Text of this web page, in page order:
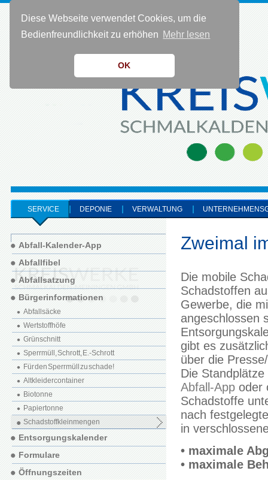
Diese Webseite verwendet Cookies, um die
Bedienfreundlichkeit zu erhöhen Mehr lesen
OK
KONTAKT 0 36 83 - 40 91 0
SERVICE DEPONIE VERWALTUNG
Zweimal
Die mobile
Schadstoffen
Gewerbe, die
angeschlossen
gibt es
über die
Die
Abfall-App oder
Schadstoffe
nach
in
• maximale
• maximale
Abfall-Kalender-App
Abfallfibel
Abfallsatzung
Bürgerinformationen
Abfallsäcke
Wertstoffhöfe
Grünschnitt
Sperrmüll, Schrott, E.-Schrott
Für den Sperrmüll zu schade!
Altkleidercontainer
Biotonne
Papiertonne
Schadstoffkleinmengen
Entsorgungskalender
Formulare
Öffnungszeiten